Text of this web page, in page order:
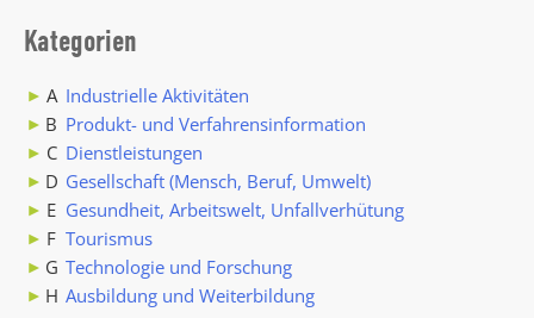
Kategorien
A Industrielle Aktivitäten
B Produkt- und Verfahrensinformation
C Dienstleistungen
D Gesellschaft (Mensch, Beruf, Umwelt)
E Gesundheit, Arbeitswelt, Unfallverhütung
F Tourismus
G Technologie und Forschung
H Ausbildung und Weiterbildung